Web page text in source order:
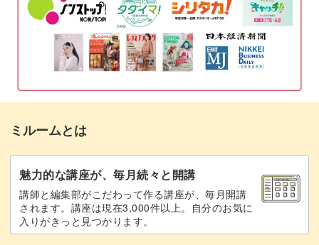
トップジェルでコーティングする 13:22
ノンワイプトップでコーティングする
ガラスフレンチのポイント
完成♪ 19:23
ミルームとは
魅力的な講座が、毎月続々と開講
講師と編集部がこだわって作る講座が、毎月開講
されます。講座は現在3,000件以上。自分のお気に
入りがきっと見つかります。